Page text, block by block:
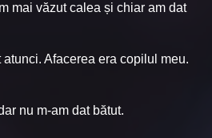
mai văzut calea și chiar am dat
atunci. Afacerea era copilul meu.
nu m-am dat bătut.